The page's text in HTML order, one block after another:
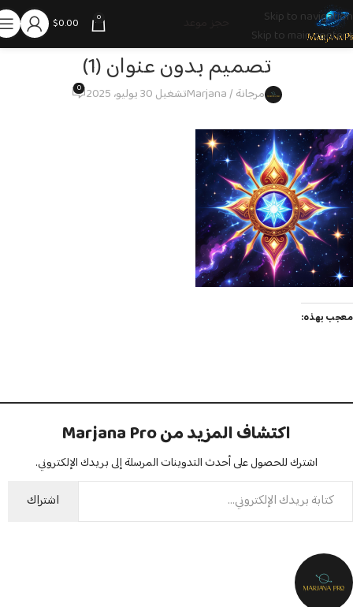
Skip to navigation
Skip to main content
0
$0.00
تصميم بدون عنوان (1)
مرجانة / Marjana تشغيل 30 يوليو، 2025 0
معجب بهذه:
اكتشاف المزيد من Marjana Pro
اشترك للحصول على أحدث التدوينات المرسلة إلى بريدك الإلكتروني.
اشتراك